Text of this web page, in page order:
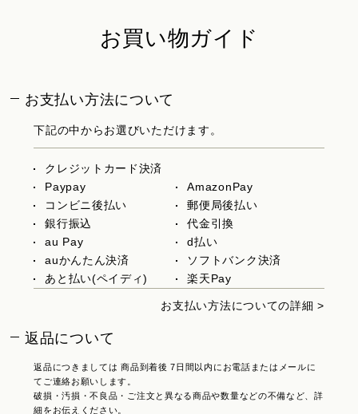
お買い物ガイド
お支払い方法について
下記の中からお選びいただけます。
クレジットカード決済
Paypay
AmazonPay
コンビニ後払い
郵便局後払い
銀行振込
代金引換
au Pay
d払い
auかんたん決済
ソフトバンク決済
あと払い(ペイディ)
楽天Pay
お支払い方法についての詳細 >
返品について
返品につきましては 商品到着後 7日間以内にお電話またはメールに
てご連絡お願いします。
破損・汚損・不良品・ご注文と異なる商品や数量などの不備など、詳
細をお伝えください。